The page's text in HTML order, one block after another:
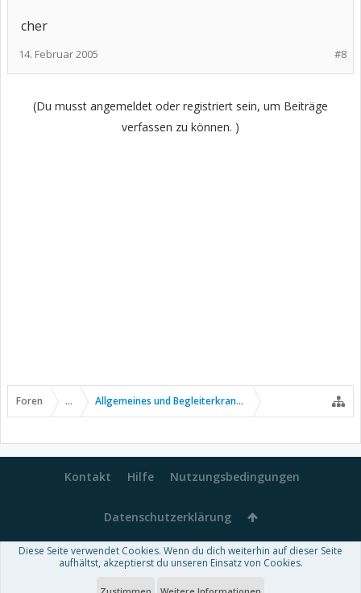
cher
#8
14. Februar 2005
(Du musst angemeldet oder registriert sein, um Beiträge
verfassen zu können. )
Foren ... Allgemeines und Begleiterkrankungen
Kontakt Hilfe Nutzungsbedingungen
Datenschutzerklärung
Forum software by XenForo™-Deutsch von xenDach
Theme designed byThemeHouse
Diese Seite verwendet Cookies. Wenn du dich weiterhin auf dieser Seite
aufhältst, akzeptierst du unseren Einsatz von Cookies.